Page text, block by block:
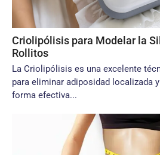
Criolipólisis para Modelar la
Rollitos
La Criolipólisis es una excelente
para eliminar adiposidad localizada
forma efectiva...